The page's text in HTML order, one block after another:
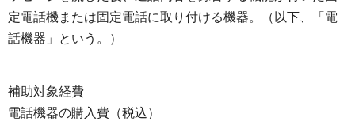
定電話機または固定電話に取り付ける機器。（以下、「電
話機器」という。）
補助対象経費
電話機器の購入費（税込）